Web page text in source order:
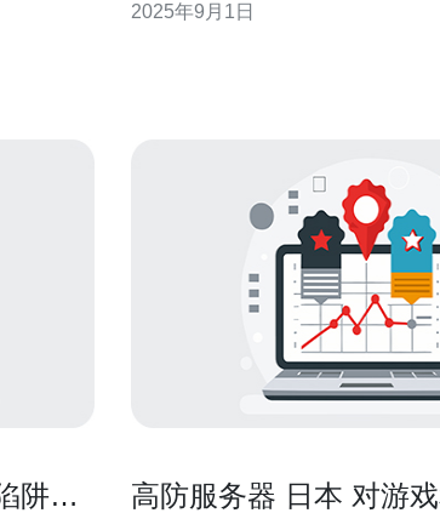
络延
性，以便于用户做出明智的选择。 2. 服务器性能的基
2025年9月1日
阱与
高防服务器 日本 对游